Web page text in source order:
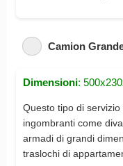
Camion
Dimensioni:
Questo tipo di
ingombranti come
armadi di grandi
traslochi di